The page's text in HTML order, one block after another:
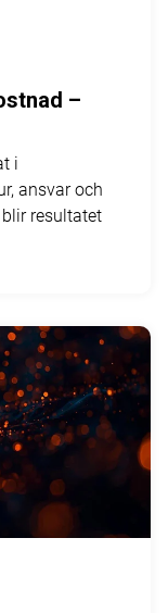
–
i
ansvar och
resultatet